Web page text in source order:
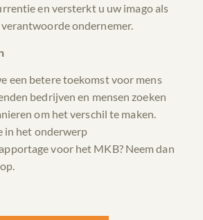
en versterkt u uw imago als
ondernemer.
een betere toekomst voor mens
bedrijven en mensen zoeken
om het verschil te maken.
in het onderwerp
voor het MKB? Neem dan